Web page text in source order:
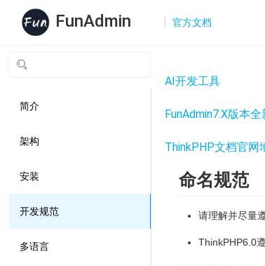
FunAdmin 官方文档
简介
架构
安装
开发规范
多语言
AI开发工具
FunAdmin7.X版本
ThinkPHP文档官网
命名规范
请理解并尽量
ThinkPHP6.0